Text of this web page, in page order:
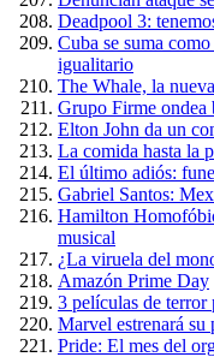
Deadpool 3:
Cuba se suma
igualitario
The Whale, la
Grupo Firme
Elton John da un
La comida hasta la
El último adiós:
Gabriel Santos:
Hamilton
musical
¿La viruela del
Amazón Prime Day
3 películas de terror
Marvel estrenará
Pride: El mes del